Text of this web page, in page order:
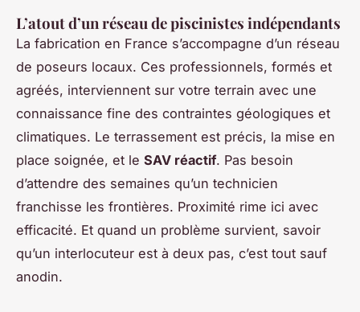
L’atout d’un réseau de piscinistes indépendants
La fabrication en France s’accompagne d’un réseau
de poseurs locaux. Ces professionnels, formés et
agréés, interviennent sur votre terrain avec une
connaissance fine des contraintes géologiques et
climatiques. Le terrassement est précis, la mise en
place soignée, et le SAV réactif. Pas besoin
d’attendre des semaines qu’un technicien
franchisse les frontières. Proximité rime ici avec
efficacité. Et quand un problème survient, savoir
qu’un interlocuteur est à deux pas, c’est tout sauf
anodin.